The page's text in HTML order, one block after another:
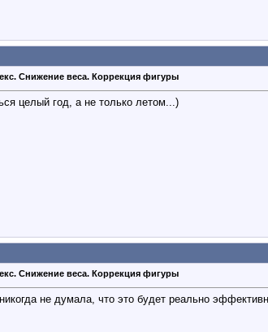
Снижение веса. Коррекция фигуры
целый год, а не только летом...)
Снижение веса. Коррекция фигуры
не думала, что это будет реально